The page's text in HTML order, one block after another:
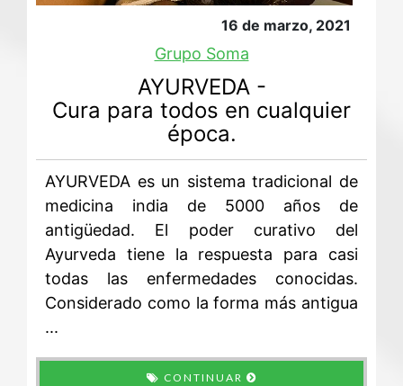
16 de marzo, 2021
Grupo Soma
AYURVEDA -
Cura para todos en cualquier
época.
AYURVEDA es un sistema tradicional de
medicina india de 5000 años de
antigüedad. El poder curativo del
Ayurveda tiene la respuesta para casi
todas las enfermedades conocidas.
Considerado como la forma más antigua
...
CONTINUAR